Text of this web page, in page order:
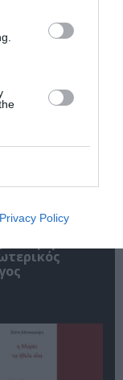
Privacy Policy
Πόρτσια –